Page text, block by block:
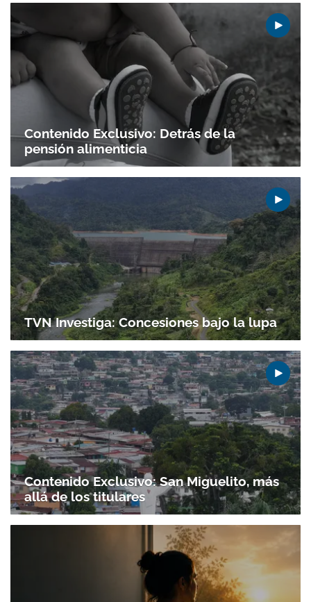
Contenido Exclusivo: Detrás de la
pensión alimenticia
TVN Investiga: Concesiones bajo la lupa
Contenido Exclusivo: San Miguelito, más
allá de los titulares